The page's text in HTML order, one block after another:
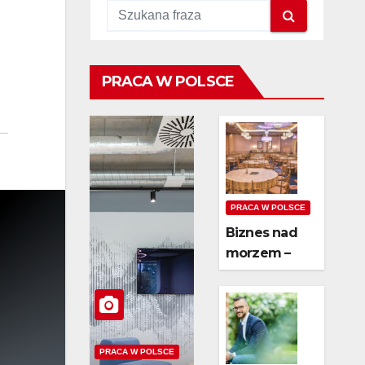
PRACA W POLSCE
PRACA W POLSCE
PRACA W POLSCE
Biznes nad
morzem –
czy wynajem
domków jest
opłacalny?